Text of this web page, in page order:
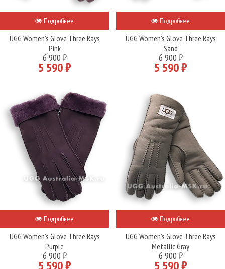
Подробнее
UGG Women's Glove Three Rays
Pink
6 900 ₽
5 590 ₽
Подробнее
UGG Women's Glove Three Rays
Sand
6 900 ₽
5 590 ₽
Подробнее
UGG Women's Glove Three Rays
Purple
6 900 ₽
5 590 ₽
Подробнее
UGG Women's Glove Three Rays
Metallic Gray
6 900 ₽
5 590 ₽